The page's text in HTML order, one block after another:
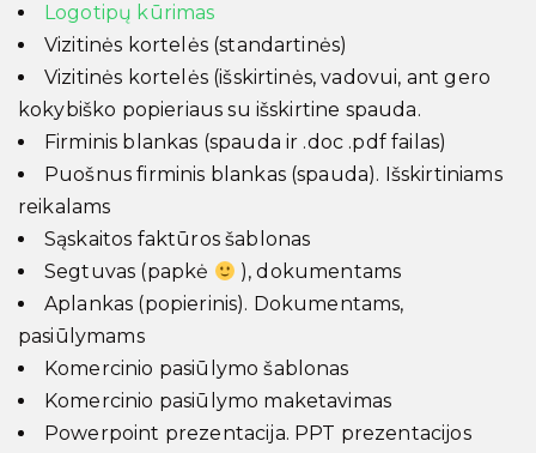
Logotipų kūrimas
Vizitinės kortelės (standartinės)
Vizitinės kortelės (išskirtinės, vadovui, ant gero
kokybiško popieriaus su išskirtine spauda.
Firminis blankas (spauda ir .doc .pdf failas)
Puošnus firminis blankas (spauda). Išskirtiniams
reikalams
Sąskaitos faktūros šablonas
Segtuvas (papkė
), dokumentams
Aplankas (popierinis). Dokumentams,
pasiūlymams
Komercinio pasiūlymo šablonas
Komercinio pasiūlymo maketavimas
Powerpoint prezentacija. PPT prezentacijos